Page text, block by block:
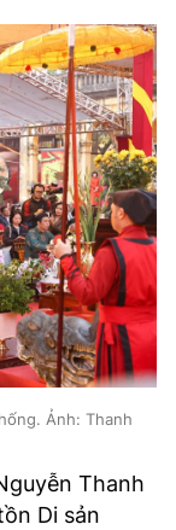
Ảnh: Thanh
Thanh
Di sản